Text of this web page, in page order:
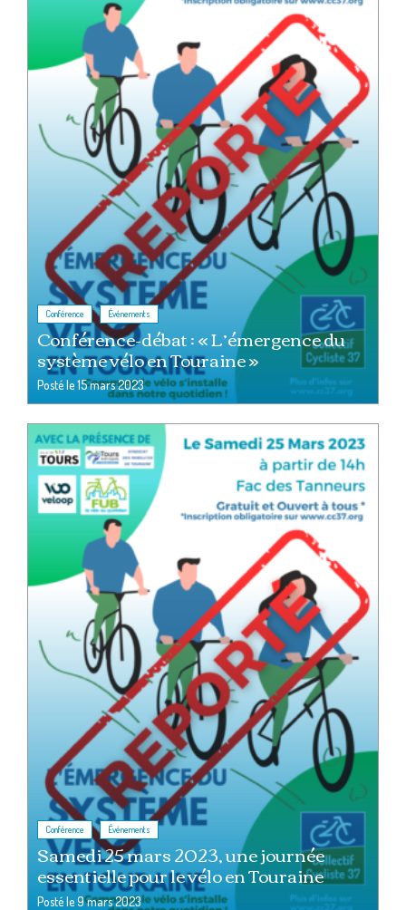
Conférence , Événements
Conférence-débat : « L’émergence du
système vélo en Touraine »
Posté le15 mars 2023
Conférence , Événements
Samedi 25 mars 2023, une journée
essentielle pour le vélo en Touraine
Posté le9 mars 2023